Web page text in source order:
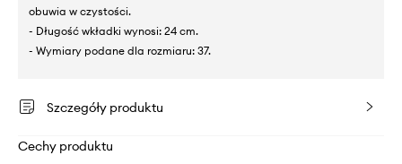
obuwia w czystości.
- Długość wkładki wynosi: 24 cm.
- Wymiary podane dla rozmiaru: 37.
Szczegóły produktu
Cechy produktu